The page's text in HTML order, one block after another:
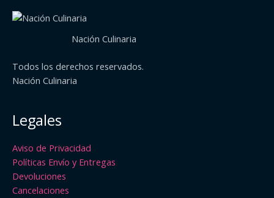
Nación Culinaria
Todos los derechos reservados.
Nación Culinaria
Legales
Aviso de Privacidad
Políticas Envío y Entregas
Devoluciones
Cancelaciones